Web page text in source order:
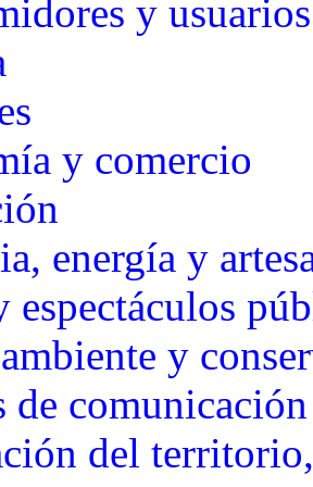
y usuarios
y comercio
energía y
espectáculos
y
de
del